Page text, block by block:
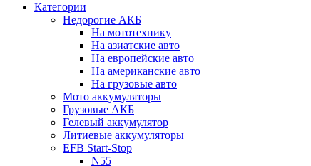
Категории
Недорогие АКБ
На мототехнику
На азиатские авто
На европейские авто
На американские авто
На грузовые авто
Мото аккумуляторы
Грузовые АКБ
Гелевый аккумулятор
Литиевые аккумуляторы
EFB Start-Stop
N55